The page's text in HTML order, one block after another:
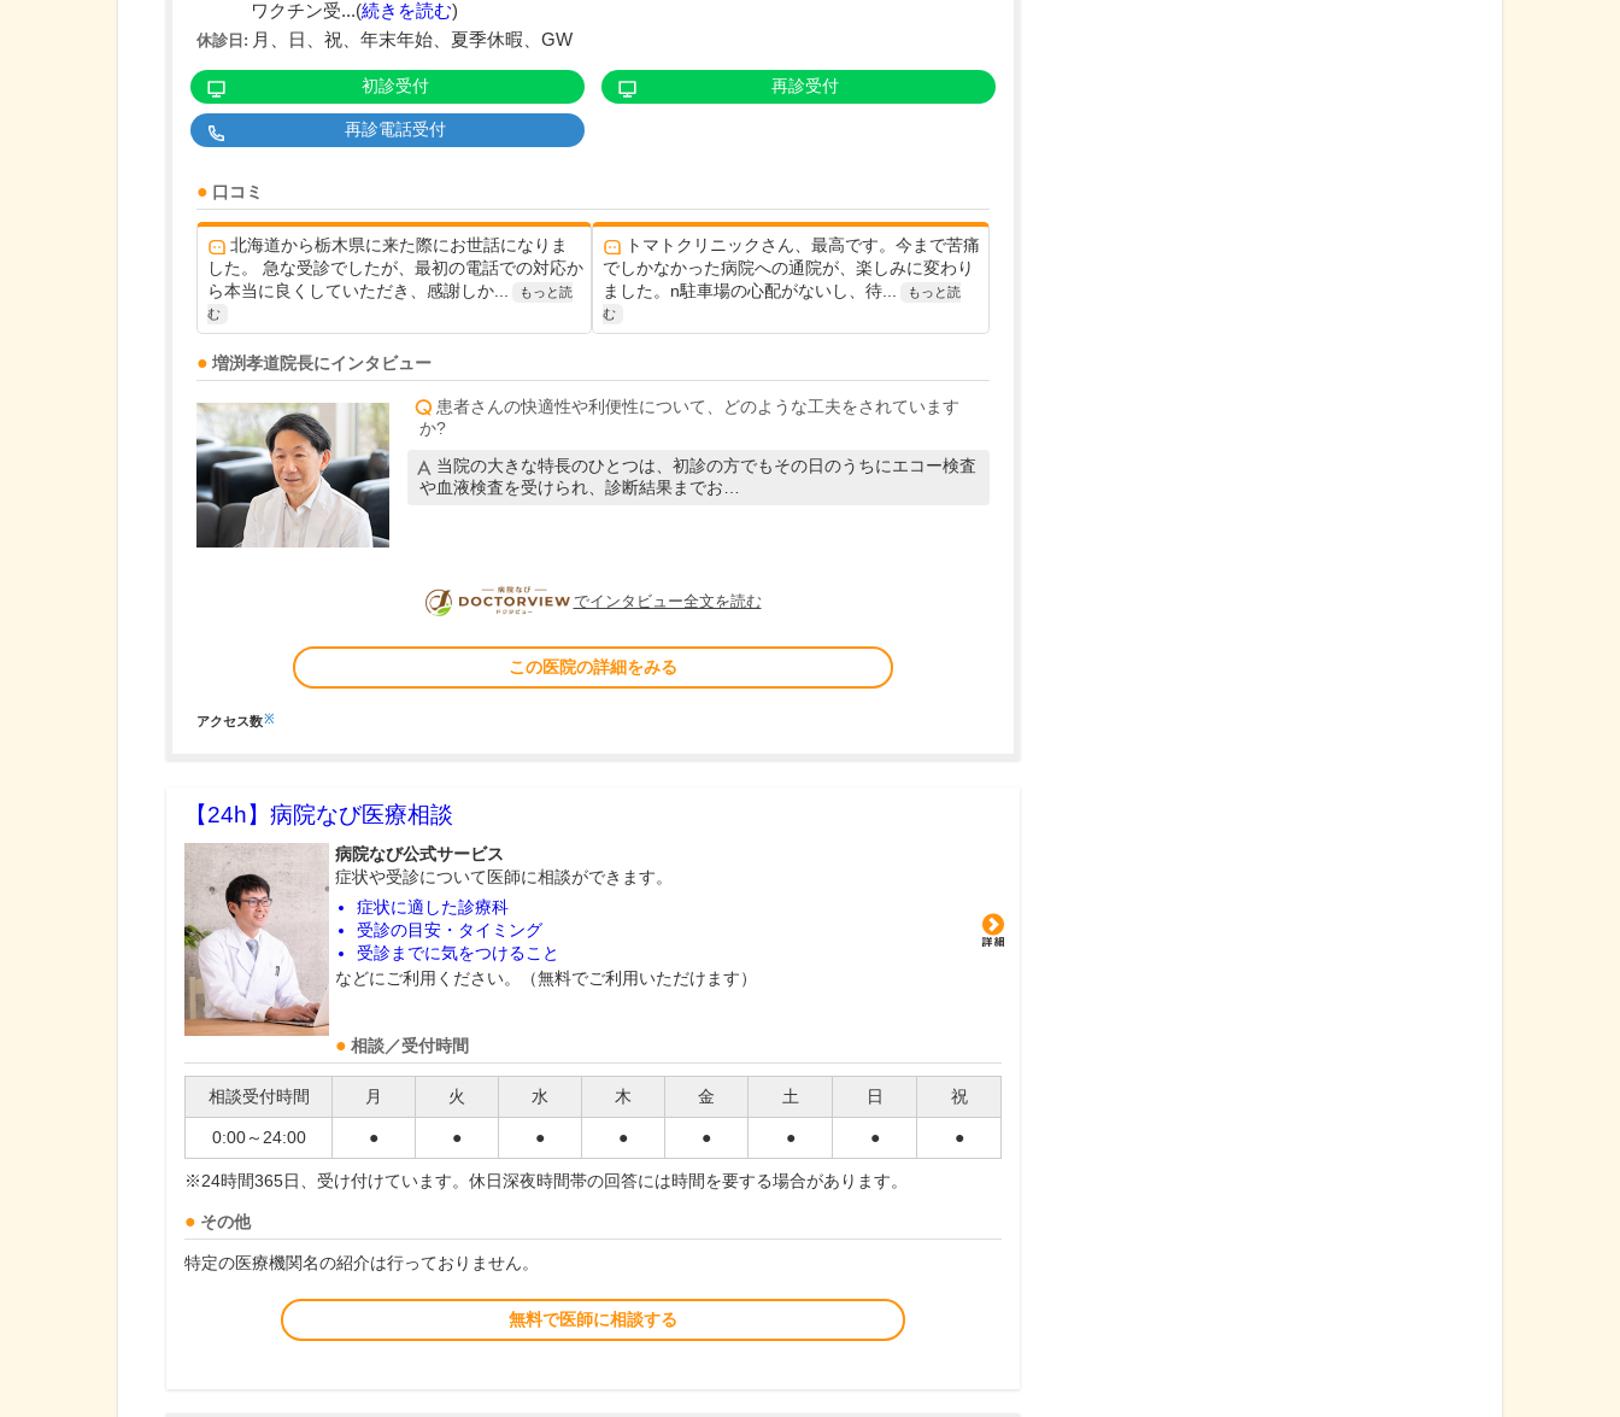
ワクチン受...(続きを読む)
休診日: 月、日、祝、年末年始、夏季休暇、GW
初診受付 再診受付
再診電話受付
口コミ
北海道から栃木県に来た際にお世話になりま
した。 急な受診でしたが、最初の電話での対応か
ら本当に良くしていただき、感謝しか...
もっと読
む
トマトクリニックさん、最高です。今まで苦痛
でしかなかった病院への通院が、楽しみに変わり
ました。n駐車場の心配がないし、待...
もっと読
む
増渕孝道院長にインタビュー
患者さんの快適性や利便性について、どのような工夫をされています
か?
当院の大きな特長のひとつは、初診の方でもその日のうちにエコー検査
や血液検査を受けられ、診断結果までお…
DOCTORVIEW
でインタビュー全文を読む
この医院の詳細をみる
アクセス数※
【24h】 病院なび医療相談
病院なび公式サービス
症状や受診について医師に相談ができます。
症状に適した診療科
受診の目安・タイミング
受診までに気をつけること
などにご利用ください。（無料でご利用いただけます）
相談／受付時間
相談受付時間 月 火 水 木 金 土 日 祝
0:00～24:00 ● ● ● ● ● ● ● ●
※24時間365日、受け付けています。休日深夜時間帯の回答には時間を要する場合があります。
その他
特定の医療機関名の紹介は行っておりません。
無料で医師に相談する